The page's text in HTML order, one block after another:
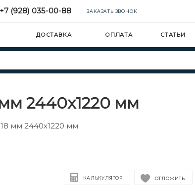
+7 (928) 035-00-88 ЗАКАЗАТЬ ЗВОНОК
ДОСТАВКА ОПЛАТА СТАТЬИ
2440х1220 мм
мм 2440х1220 мм
КАЛЬКУЛЯТОР ОТЛОЖИТЬ